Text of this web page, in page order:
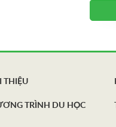
THIỆU
TRÌNH DU HỌC